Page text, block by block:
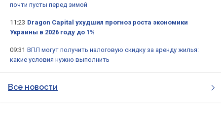
почти пусты перед зимой
11:23 Dragon Capital ухудшил прогноз роста экономики
Украины в 2026 году до 1%
09:31 ВПЛ могут получить налоговую скидку за аренду жилья:
какие условия нужно выполнить
Все новости